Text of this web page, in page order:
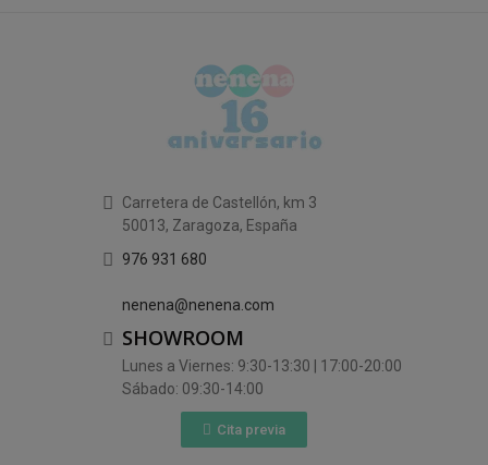
Carretera de Castellón, km 3
50013, Zaragoza, España
976 931 680
nenena@nenena.com
SHOWROOM
Lunes a Viernes: 9:30-13:30 | 17:00-20:00
Sábado: 09:30-14:00
Cita previa